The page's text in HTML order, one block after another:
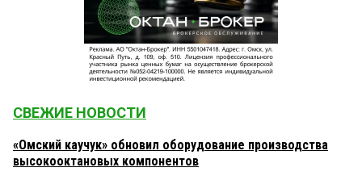
СВЕЖИЕ НОВОСТИ
«Омский каучук» обновил оборудование производства
высокооктановых компонентов